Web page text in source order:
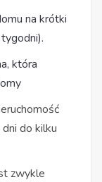
na krótki
która
do kilku
zwykle